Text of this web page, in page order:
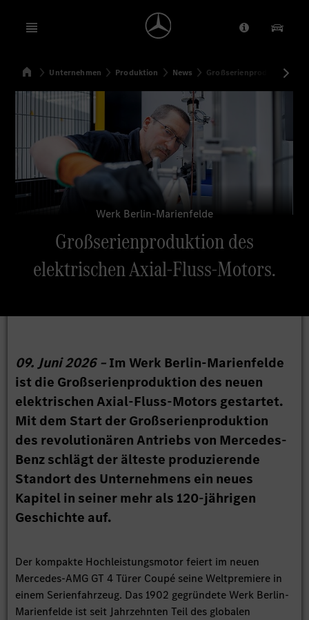
Open menu Anbieter/
SuchenStartseite
Unternehmen Produktion News Großserienproduktion
Werk Berlin-Marienfelde
Großserienproduktion des
elektrischen Axial-Fluss-Motors.
09. Juni 2026 –Im Werk Berlin-Marienfelde
ist die Großserienproduktion des neuen
elektrischen Axial-Fluss-Motors gestartet.
Mit dem Start der Großserienproduktion
des revolutionären Antriebs von Mercedes-
Benz schlägt der älteste produzierende
Standort des Unternehmens ein neues
Kapitel in seiner mehr als 120-jährigen
Geschichte auf.
Der kompakte Hochleistungsmotor feiert im neuen
Mercedes-AMG GT 4 Türer Coupé seine Weltpremiere in
einem Serienfahrzeug. Das 1902 gegründete Werk Berlin-
Marienfelde ist seit Jahrzehnten Teil des globalen